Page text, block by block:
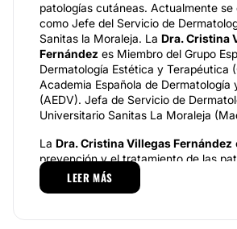
patologías cutáneas. Actualmente se
como Jefe del Servicio de
Sanitas la Moraleja. La Dra. Cristina
Fernández es Miembro del Grupo
Dermatología Estética y Terapéutica
Academia Española de Dermatología
(AEDV). Jefa de Servicio de
Universitario Sanitas La Moraleja
La Dra. Cristina Villegas Fernández
prevención y el tratamiento de las
dermatología capilar. También es
campo de la dermatología pediátrica.
LEER MÁS